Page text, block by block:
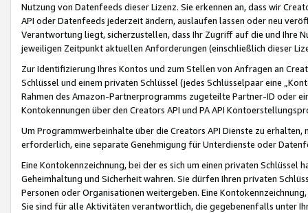
Nutzung von Datenfeeds dieser Lizenz. Sie erkennen an, dass wir
API oder Datenfeeds jederzeit ändern, auslaufen lassen oder neu
Verantwortung liegt, sicherzustellen, dass Ihr Zugriff auf die und Ihre
jeweiligen Zeitpunkt aktuellen Anforderungen (einschließlich dieser
Zur Identifizierung Ihres Kontos und zum Stellen von Anfragen an
Schlüssel und einem privaten Schlüssel (jedes Schlüsselpaar eine
Rahmen des Amazon-Partnerprogramms zugeteilte Partner-ID oder
Kontokennungen über den Creators API und PA API
Um Programmwerbeinhalte über die Creators API Dienste zu
erforderlich, eine separate Genehmigung für Unterdienste oder
Eine Kontokennzeichnung, bei der es sich um einen privaten
Geheimhaltung und Sicherheit wahren. Sie dürfen Ihren privaten
Personen oder Organisationen weitergeben. Eine
Sie sind für alle Aktivitäten verantwortlich, die gegebenenfalls unter